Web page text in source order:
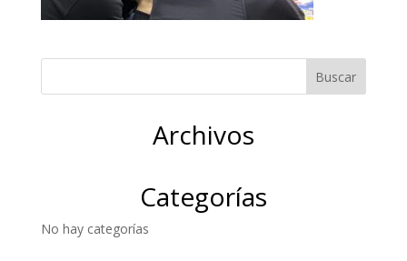
Archivos
Categorías
No hay categorías